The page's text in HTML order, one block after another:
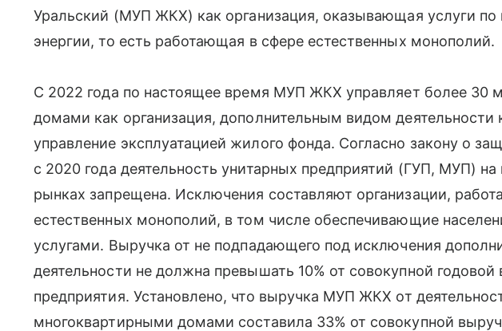
Уральский (МУП ЖКХ) как организация, оказывающая услуги по
энергии, то есть работающая в сфере естественных монополий.
С 2022 года по настоящее время МУП ЖКХ управляет более 30
домами как организация, дополнительным видом деятельности
управление эксплуатацией жилого фонда. Согласно закону о
с 2020 года деятельность унитарных предприятий (ГУП, МУП) на
рынках запрещена. Исключения составляют организации,
естественных монополий, в том числе обеспечивающие
услугами. Выручка от не подпадающего под исключения
деятельности не должна превышать 10% от совокупной годовой
предприятия. Установлено, что выручка МУП ЖКХ от
многоквартирными домами составила 33% от совокупной